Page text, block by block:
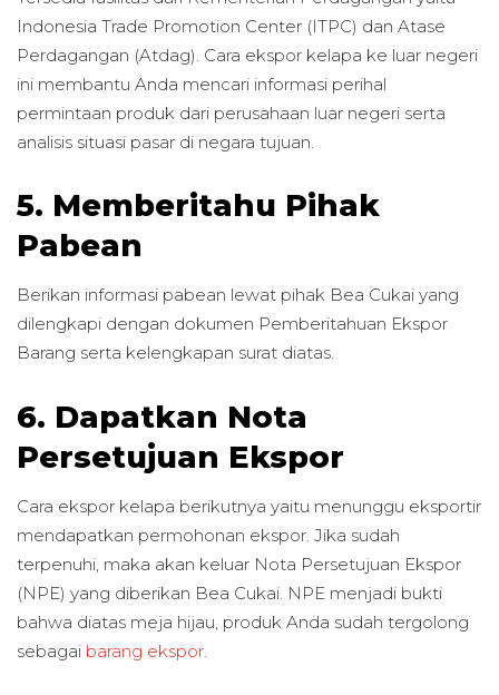
Indonesia Trade Promotion Center (ITPC) dan Atase
Perdagangan (Atdag). Cara ekspor kelapa ke luar negeri
ini membantu Anda mencari informasi perihal
permintaan produk dari perusahaan luar negeri serta
analisis situasi pasar di negara tujuan.
5. Memberitahu Pihak
Pabean
Berikan informasi pabean lewat pihak Bea Cukai yang
dilengkapi dengan dokumen Pemberitahuan Ekspor
Barang serta kelengkapan surat diatas.
6. Dapatkan Nota
Persetujuan Ekspor
Cara ekspor kelapa berikutnya yaitu menunggu eksportir
mendapatkan permohonan ekspor. Jika sudah
terpenuhi, maka akan keluar Nota Persetujuan Ekspor
(NPE) yang diberikan Bea Cukai. NPE menjadi bukti
bahwa diatas meja hijau, produk Anda sudah tergolong
sebagai barang ekspor.